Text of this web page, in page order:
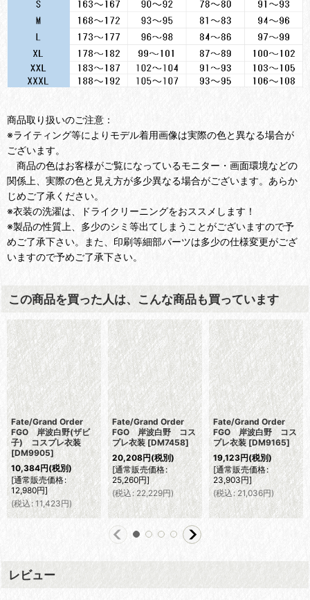
商品取り扱いのご注意：
※ライティング等によりモデル着用画像は実際の色と異なる場合が
ございます。
商品の色はお客様がご覧になっているモニター・画面環境などの
関係上、実際の色と見え方が多少異なる場合がございます。あらか
じめご了承ください。
※衣装の洗濯は、ドライクリーニングをおススメします！
※製品の性質上、多少のシミ等出てしまうことがございますので予
めご了承下さい。また、印刷等細部パーツは多少の仕様変更がござ
いますので予めご了承下さい。
この商品を買った人は、こんな商品も買っています
Fate/Grand Order
FGO 岸波白野(ザビ
子) コスプレ衣装
[DM9905]
10,384円(税別)
[通常販売価格:
12,980円]
(税込: 11,423円)
Fate/Grand Order
FGO 岸波白野 コス
プレ衣装 [DM7458]
20,208円(税別)
[通常販売価格:
25,260円]
(税込: 22,229円)
Fate/Grand Order
FGO 岸波白野 コス
プレ衣装 [DM9165]
19,123円(税別)
[通常販売価格:
23,903円]
(税込: 21,036円)
レビュー